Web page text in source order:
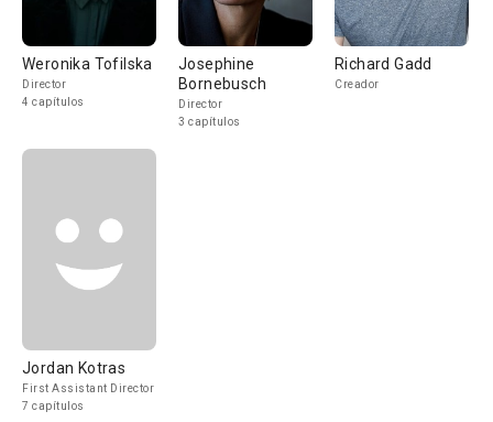
Weronika Tofilska
Director
4 capítulos
Josephine
Bornebusch
Director
3 capítulos
Richard Gadd
Creador
Jordan Kotras
First Assistant Director
7 capítulos